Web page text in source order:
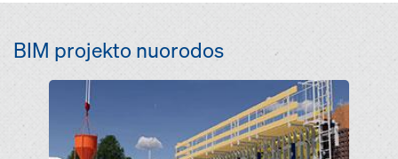
BIM projekto nuorodos
Open